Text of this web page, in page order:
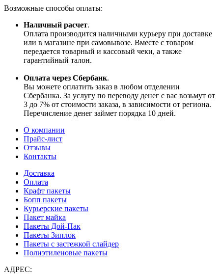
Возможные способы оплаты:
Наличный расчет.
Оплата производится наличными курьеру при доставке
или в магазине при самовывозе. Вместе с товаром
передается товарный и кассовый чеки, а также
гарантийный талон.
Оплата через Сбербанк.
Вы можете оплатить заказ в любом отделении
Сбербанка. За услугу по переводу денег с вас возьмут от
3 до 7% от стоимости заказа, в зависимости от региона.
Перечисление денег займет порядка 10 дней.
О компании
Прайс-лист
Отзывы
Контакты
Доставка
Оплата
Крафт пакеты
Бопп пакеты
Курьерские пакеты
Пакет майка
Пакеты Дой-Пак
Пакеты Зиплок
Пакеты с застежкой слайдер
Полиэтиленовые пакеты
АДРЕС: